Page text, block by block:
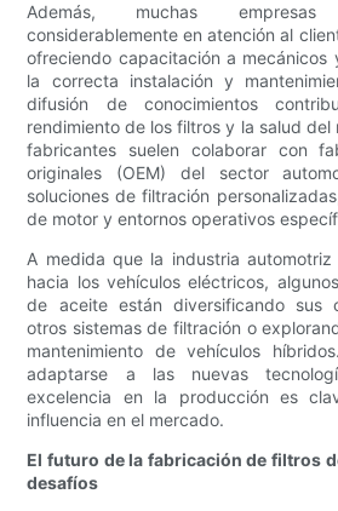
Además, muchas
considerablemente en atención al
ofreciendo capacitación a mecánicos
la correcta instalación y
difusión de conocimientos
rendimiento de los filtros y la salud del
fabricantes suelen colaborar con
originales (OEM) del sector
soluciones de filtración
de motor y entornos operativos
A medida que la industria
hacia los vehículos eléctricos,
de aceite están diversificando sus
otros sistemas de filtración o
mantenimiento de vehículos
adaptarse a las nuevas
excelencia en la producción es
influencia en el mercado.
El futuro de la fabricación de filtros
desafíos